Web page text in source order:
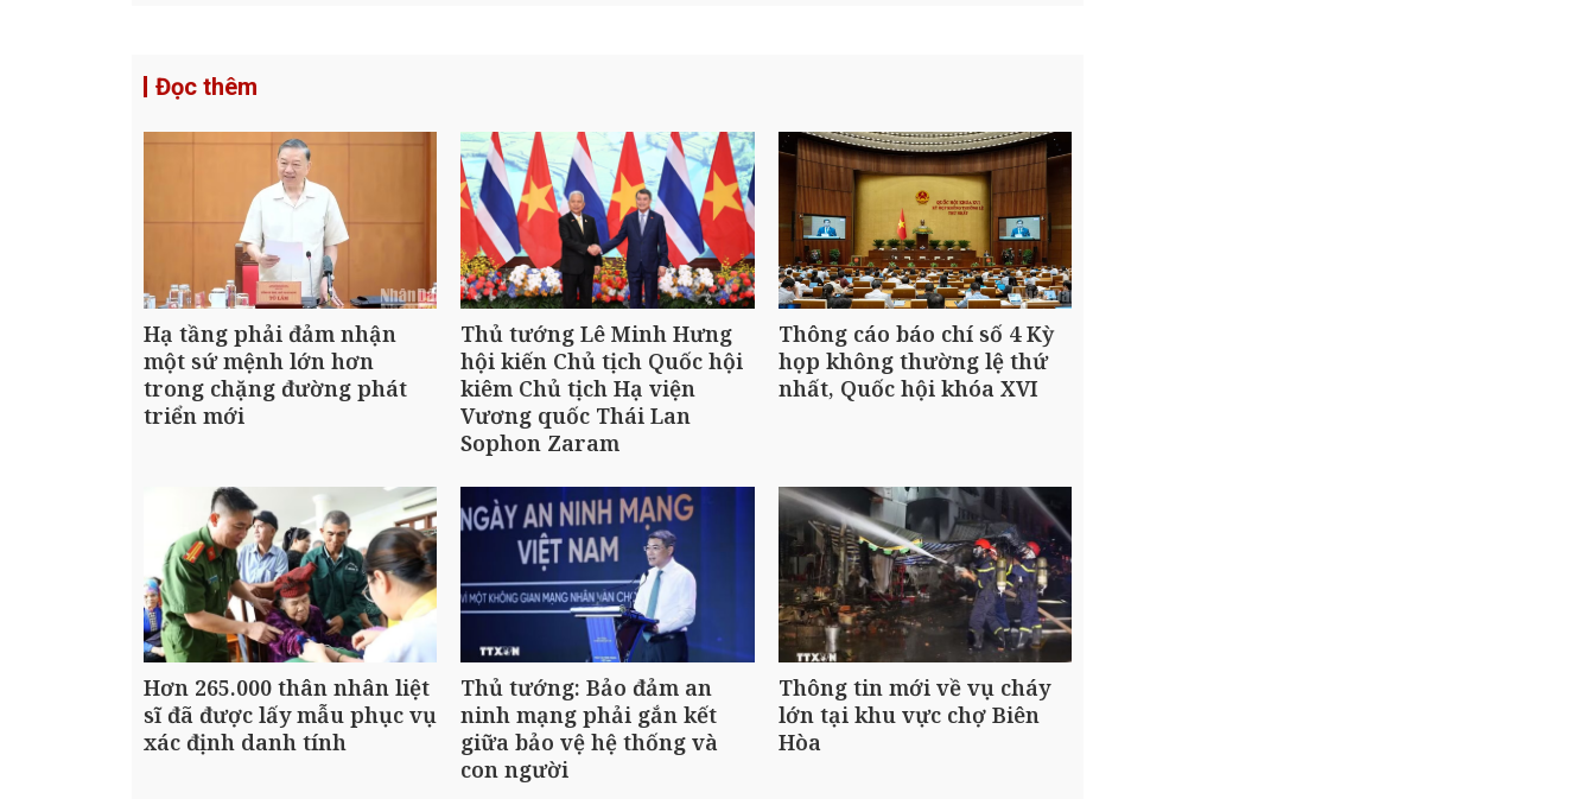
Đọc thêm
Hạ tầng phải đảm nhận
một sứ mệnh lớn hơn
trong chặng đường phát
triển mới
Thủ tướng Lê Minh Hưng
hội kiến Chủ tịch Quốc hội
kiêm Chủ tịch Hạ viện
Vương quốc Thái Lan
Sophon Zaram
Thông cáo báo chí số 4 Kỳ
họp không thường lệ thứ
nhất, Quốc hội khóa XVI
Hơn 265.000 thân nhân liệt
sĩ đã được lấy mẫu phục vụ
xác định danh tính
Thủ tướng: Bảo đảm an
ninh mạng phải gắn kết
giữa bảo vệ hệ thống và
con người
Thông tin mới về vụ cháy
lớn tại khu vực chợ Biên
Hòa